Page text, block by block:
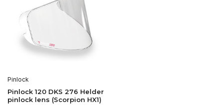
Pinlock
Pinlock 120 DKS 276 Helder
pinlock lens (Scorpion HX1)